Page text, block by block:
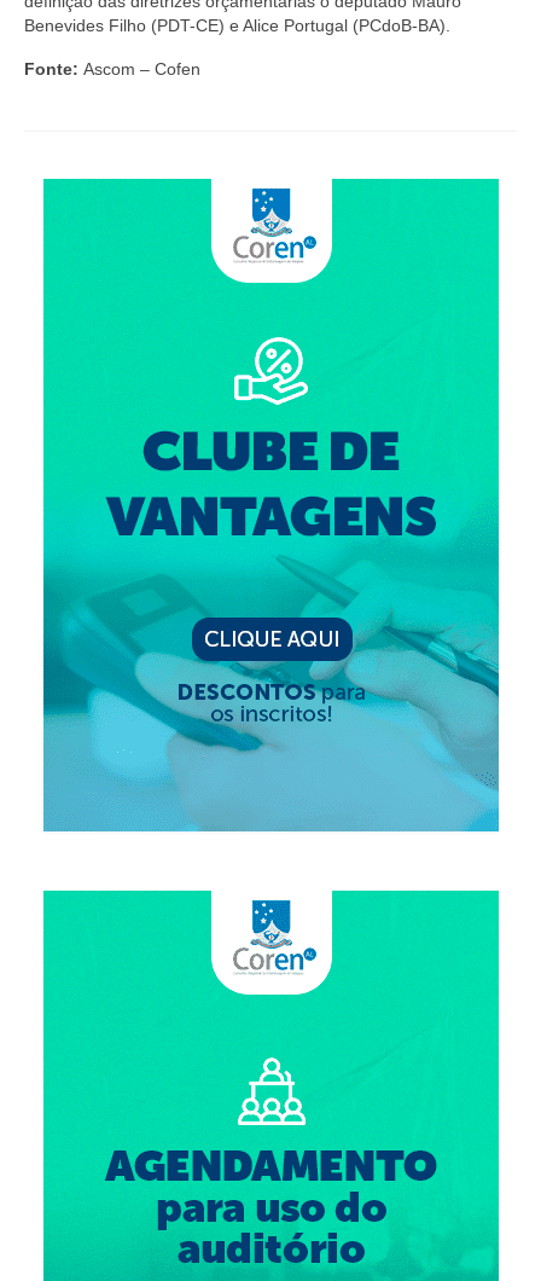
Benevides Filho (PDT-CE) e Alice Portugal (PCdoB-BA).
Fonte: Ascom – Cofen